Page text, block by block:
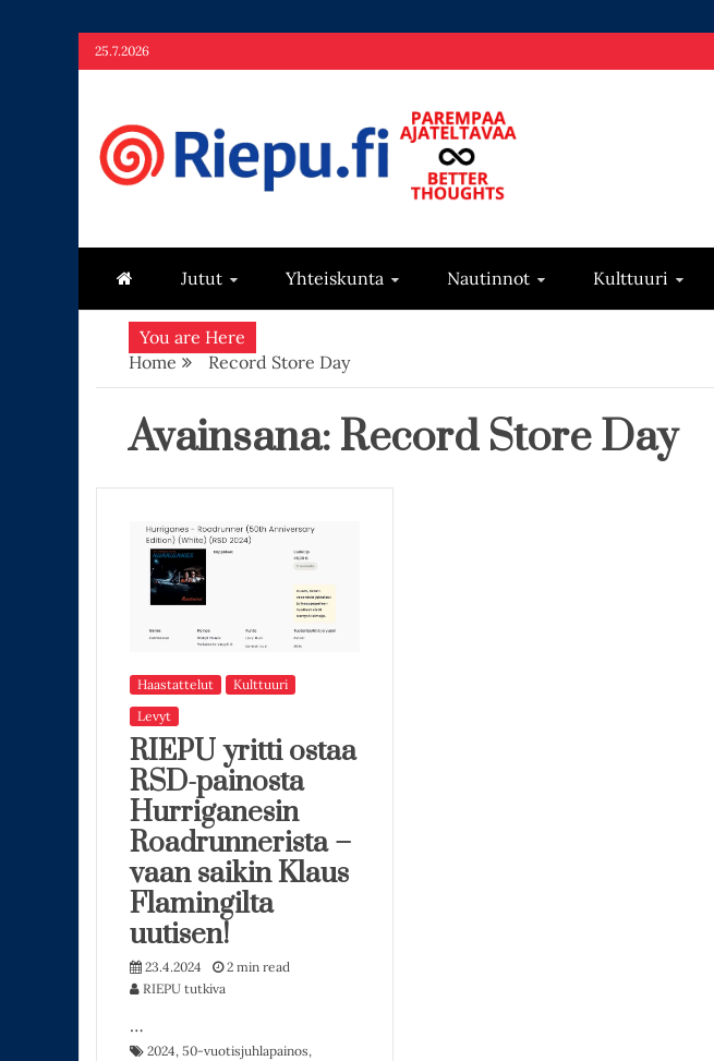
Skip
to
25.7.2026
Riepu.fi
Jutut Yhteiskunta Nautinnot Kulttuuri
You are Here
Home
Record Store Day
Avainsana: Record Store Day
Haastattelut
Kulttuuri
Levyt
RIEPU yritti ostaa
RSD-painosta
Hurriganesin
Roadrunnerista –
vaan saikin Klaus
Flamingilta
uutisen!
23.4.2024
2 min read
RIEPU tutkiva
…
2024, 50-vuotisjuhlapainos,